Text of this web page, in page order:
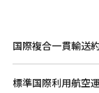
国際複合一貫輸
標準国際利用航空